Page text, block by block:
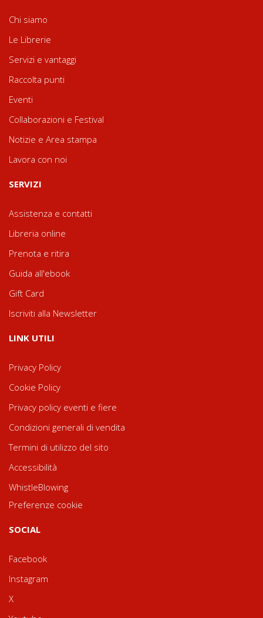
Chi siamo
Le Librerie
Servizi e vantaggi
Raccolta punti
Eventi
Collaborazioni e Festival
Notizie e Area stampa
Lavora con noi
SERVIZI
Assistenza e contatti
Libreria online
Prenota e ritira
Guida all'ebook
Gift Card
Iscriviti alla Newsletter
LINK UTILI
Privacy Policy
Cookie Policy
Privacy policy eventi e fiere
Condizioni generali di vendita
Termini di utilizzo del sito
Accessibilità
WhistleBlowing
Preferenze cookie
SOCIAL
Facebook
Instagram
X